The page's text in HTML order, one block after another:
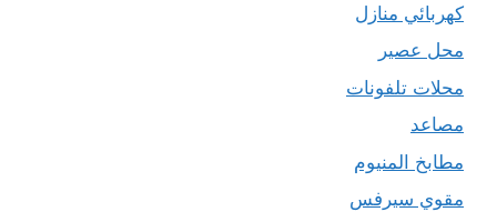
كهربائي منازل
محل عصير
محلات تلفونات
مصاعد
مطابخ المنيوم
مقوي سيرفس